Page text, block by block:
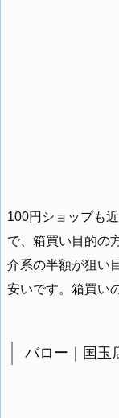
100円ショップも
で、箱買い目的の
介系の半額が狙い
安いです。箱買い
バロー｜国玉